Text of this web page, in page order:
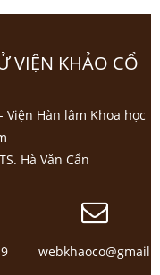
VIỆN KHẢO CỔ
Hàn lâm Khoa học
Hà Văn Cẩn